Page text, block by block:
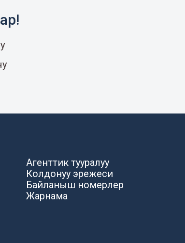
Агенттик тууралуу
Колдонуу эрежеси
Байланыш номерлер
Жарнама